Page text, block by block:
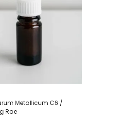
Metallicum C6 /
Rae